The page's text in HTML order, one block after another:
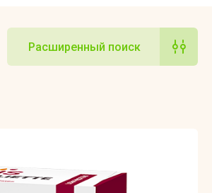
Расширенный поиск